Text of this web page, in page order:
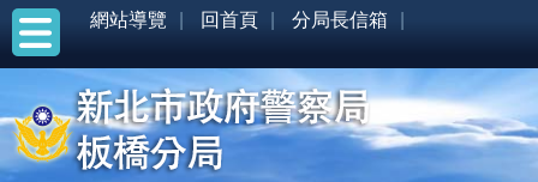
網站導覽 回首頁 分局長信箱